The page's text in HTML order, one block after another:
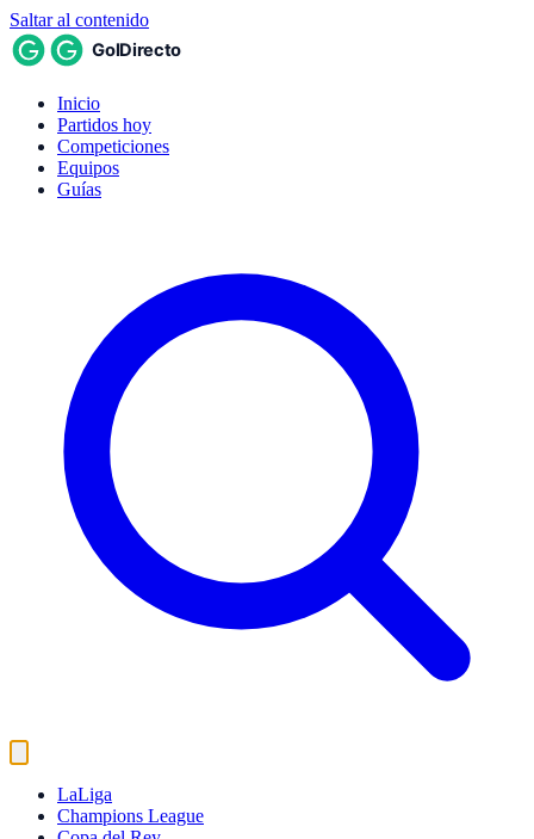
Saltar al contenido
Inicio
Partidos hoy
Competiciones
Equipos
Guías
LaLiga
Champions League